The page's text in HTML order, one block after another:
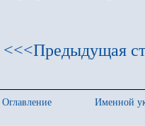
<<<Предыдущая
Оглавление
Именной